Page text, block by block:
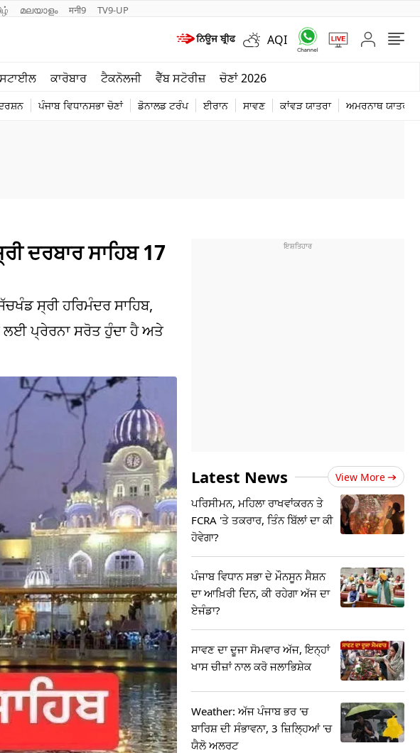
മലയാളം मनी9 TV9-UP
AQI
ਕਾਰੋਬਾਰ ਟੈਕਨੋਲਜੀ ਵੈੱਬ ਸਟੋਰੀਜ਼ ਚੋਣਾਂ 2026
ਪੰਜਾਬ ਵਿਧਾਨਸਭਾ ਚੋਣਾਂ ਡੋਨਾਲਡ ਟਰੰਪ ਈਰਾਨ ਸਾਵਣ ਕਾਂਵੜ ਯਾਤਰਾ ਅਮਰਨਾਥ ਯਾਤਰਾ
ਟੈਕਨੋਲਜੀ
ਦੁਨੀਆ
ਦਰਬਾਰ ਸਾਹਿਬ 17
ਸ੍ਰੀ ਹਰਿਮੰਦਰ ਸਾਹਿਬ,
ਲਈ ਪ੍ਰੇਰਨਾ ਸਰੋਤ ਹੁੰਦਾ ਹੈ ਅਤੇ
Latest News View More
ਪਰਿਸੀਮਨ, ਮਹਿਲਾ ਰਾਖਵਾਂਕਰਨ ਤੇ
FCRA 'ਤੇ ਤਕਰਾਰ, ਤਿੰਨ ਬਿੱਲਾਂ ਦਾ ਕੀ
ਹੋਵੇਗਾ?
ਪੰਜਾਬ ਵਿਧਾਨ ਸਭਾ ਦੇ ਮੌਨਸੂਨ ਸੈਸ਼ਨ
ਦਾ ਆਖ਼ਿਰੀ ਦਿਨ, ਕੀ ਰਹੇਗਾ ਅੱਜ ਦਾ
ਏਜੰਡਾ?
ਸਾਵਣ ਦਾ ਦੂਜਾ ਸੋਮਵਾਰ ਅੱਜ, ਇਨ੍ਹਾਂ
ਖਾਸ ਚੀਜ਼ਾਂ ਨਾਲ ਕਰੋ ਜਲਾਭਿਸ਼ੇਕ
Weather: ਅੱਜ ਪੰਜਾਬ ਭਰ 'ਚ
ਬਾਰਿਸ਼ ਦੀ ਸੰਭਾਵਨਾ, 3 ਜ਼ਿਲ੍ਹਿਆਂ 'ਚ
ਯੈਲੋ ਅਲਰਟ